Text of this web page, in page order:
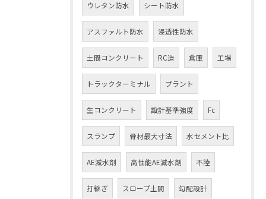
ウレタン防水 シート防水
アスファルト防水 浸透性防水
土間コンクリート RC造 倉庫 工場
トラックターミナル プラント
生コンクリート 設計基準強度 Fc
スランプ 骨材最大寸法 水セメント比
AE減水剤 高性能AE減水剤 不陸
打継ぎ スロープ土間 勾配設計